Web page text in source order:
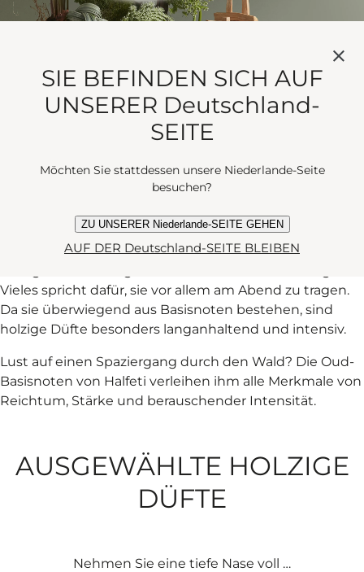
Parfums mit Noten von Sandelholz, Zeder, Adlerholz
(auch bekannt als Oud) und Guajakholz duften warm
etwas irreführend, denn aufgrund ihres erdigen,
Vetiver – eine Blütenpflanze bzw. ein mehrjähriges
Gras – zu den holzigen Düften.
Vieles spricht dafür, sie vor allem am Abend zu tragen.
Da sie überwiegend aus Basisnoten bestehen, sind
holzige Düfte besonders langanhaltend und intensiv.
Lust auf einen Spaziergang durch den Wald? Die Oud-
Basisnoten von Halfeti verleihen ihm alle Merkmale von
Reichtum, Stärke und berauschender Intensität.
AUSGEWÄHLTE HOLZIGE
DÜFTE
Nehmen Sie eine tiefe Nase voll …
SIE BEFINDEN SICH AUF
UNSERER Deutschland-
SEITE
Möchten Sie stattdessen unsere Niederlande-Seite
besuchen?
ZU UNSERER Niederlande-SEITE GEHEN
AUF DER Deutschland-SEITE BLEIBEN